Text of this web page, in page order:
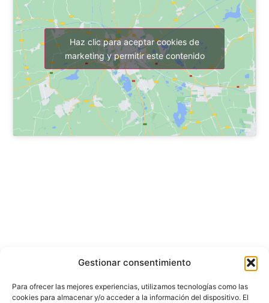
Gestionar consentimiento
Para ofrecer las mejores experiencias, utilizamos tecnologías como las
cookies para almacenar y/o acceder a la información del dispositivo. El
Haz clic para aceptar cookies de
marketing y permitir este contenido